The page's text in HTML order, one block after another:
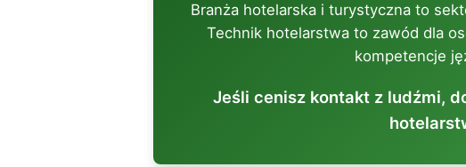
Branża hotelarska i turystyczna to
Technik hotelarstwa to zawód dla
kompetencje
Jeśli cenisz kontakt z ludźmi,